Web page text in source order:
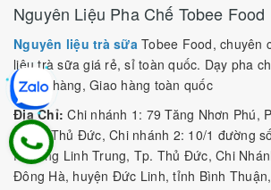
Nguyên Liệu Pha Chế Tobee Food
Nguyên liệu trà sữa Tobee Food, chuyên
liệu trà sữa giá rẻ, sỉ toàn quốc. Dạy pha
khách hàng, Giao hàng toàn quốc
Địa Chỉ: Chi nhánh 1: 79 Tăng Nhơn Phú,
9, TP. Thủ Đức, Chi nhánh 2: 10/1 đường
Phường Linh Trung, Tp. Thủ Đức, Chi
Đông Hà, huyện Đức Linh, tỉnh Bình